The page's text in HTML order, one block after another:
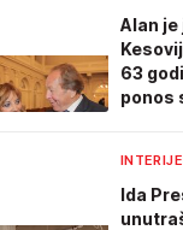
Alan je
63
ponos
Ida